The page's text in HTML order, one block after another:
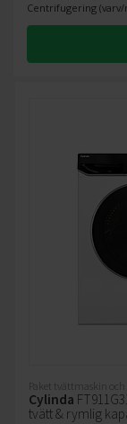
Centrifugering (varv/
Paket tvättmaskin
Cylinda
tvätt & rymlig